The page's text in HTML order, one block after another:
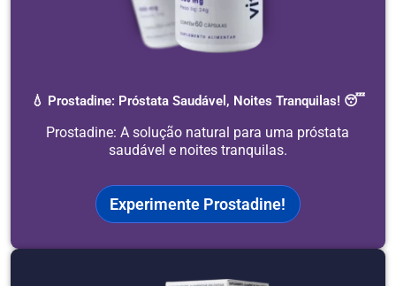
💧 Prostadine: Próstata Saudável, Noites Tranquilas! 😴
Prostadine: A solução natural para uma próstata
saudável e noites tranquilas.
Experimente Prostadine!